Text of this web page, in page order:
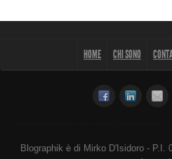
HOME CHI SONO
Blographik è di Mirko D'Isidoro - P.I.